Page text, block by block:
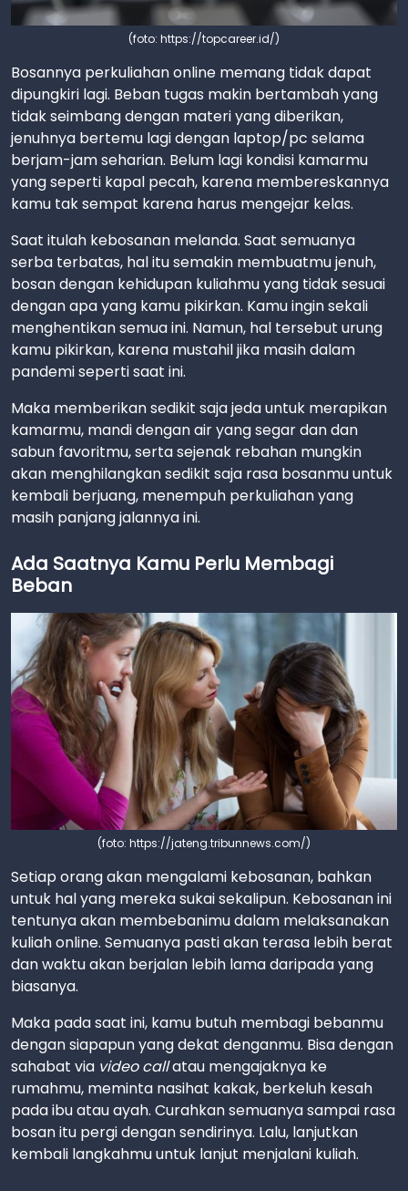
(foto: https://topcareer.id/)
Bosannya perkuliahan online memang tidak dapat
dipungkiri lagi. Beban tugas makin bertambah yang
tidak seimbang dengan materi yang diberikan,
jenuhnya bertemu lagi dengan laptop/pc selama
berjam-jam seharian. Belum lagi kondisi kamarmu
yang seperti kapal pecah, karena membereskannya
kamu tak sempat karena harus mengejar kelas.
Saat itulah kebosanan melanda. Saat semuanya
serba terbatas, hal itu semakin membuatmu jenuh,
bosan dengan kehidupan kuliahmu yang tidak sesuai
dengan apa yang kamu pikirkan. Kamu ingin sekali
menghentikan semua ini. Namun, hal tersebut urung
kamu pikirkan, karena mustahil jika masih dalam
pandemi seperti saat ini.
Maka memberikan sedikit saja jeda untuk merapikan
kamarmu, mandi dengan air yang segar dan dan
sabun favoritmu, serta sejenak rebahan mungkin
akan menghilangkan sedikit saja rasa bosanmu untuk
kembali berjuang, menempuh perkuliahan yang
masih panjang jalannya ini.
Ada Saatnya Kamu Perlu Membagi
Beban
(foto: https://jateng.tribunnews.com/)
Setiap orang akan mengalami kebosanan, bahkan
untuk hal yang mereka sukai sekalipun. Kebosanan ini
tentunya akan membebanimu dalam melaksanakan
kuliah online. Semuanya pasti akan terasa lebih berat
dan waktu akan berjalan lebih lama daripada yang
biasanya.
Maka pada saat ini, kamu butuh membagi bebanmu
dengan siapapun yang dekat denganmu. Bisa dengan
sahabat via video callatau mengajaknya ke
rumahmu, meminta nasihat kakak, berkeluh kesah
pada ibu atau ayah. Curahkan semuanya sampai rasa
bosan itu pergi dengan sendirinya. Lalu, lanjutkan
kembali langkahmu untuk lanjut menjalani kuliah.